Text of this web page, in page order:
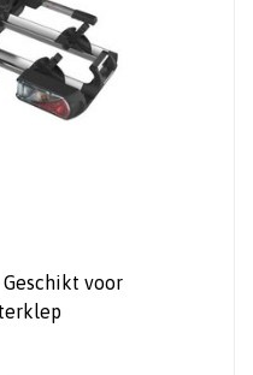
Geschikt voor